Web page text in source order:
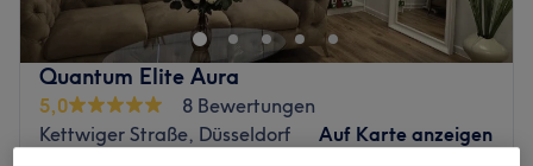
Quantum Elite Aura
5,0
8 Bewertungen
Kettwiger Straße, Düsseldorf
Auf Karte anzeigen